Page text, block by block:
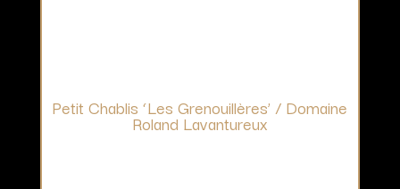
Petit Chablis ‘Les Grenouillères’ / Domaine
Roland Lavantureux